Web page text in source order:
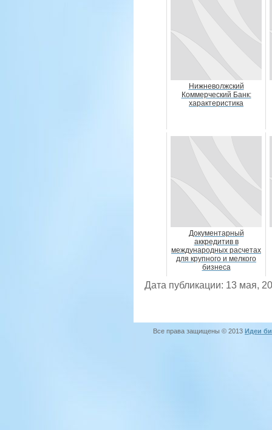
Нижневолжский
Коммерческий Банк:
характеристика
Документарный
аккредитив в
международных расчетах
для крупного и мелкого
бизнеса
Дата публикации: 13 мая,
Все права защищены © 2013 Идеи